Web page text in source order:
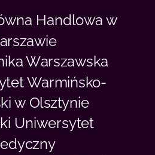
Handlowa w
Warszawska
Warmińsko-
w Olsztynie
Uniwersytet